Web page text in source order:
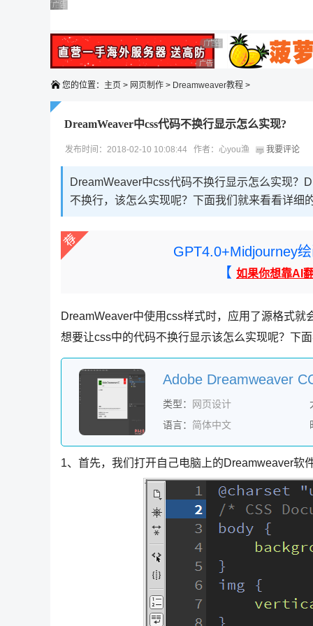
广告 商业广告，理性选择
广告 商业广告，理性选择
广告 商业广告，理性选择
广告 商业广告，理性选择
广告 商业广告，理性选择
广告 商业广告，理性选择
广告 商业广告，理性选择
广告 商业广告，理性选择
您的位置： 主页 > 网页制作 > Dreamweaver教程 >
DreamWeaver中css代码不换行显示怎么实现?
发布时间：2018-02-10 10:08:44 作者：心you渔 我要评论
DreamWeaver中css代码不换行显示怎么实现？
不换行，该怎么实现呢？下面我们就来看看详细
GPT4.0+Midjourney
【 如果你想靠AI
DreamWeaver中使用css样式时，应用了源格式
想要让css中的代码不换行显示该怎么实现呢？下
类型： 网页设计
语言： 简体中文
1、首先，我们打开自己电脑上的Dreamweaver软